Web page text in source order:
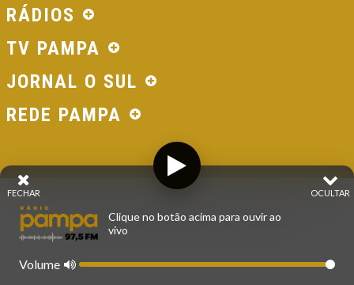
RÁDIOS
TV PAMPA
JORNAL O SUL
REDE PAMPA
© 2026 - Direitos Reservados - Rádio Pampa - Rede
Pampa de Comunicação | RS - Brasil.
OCULTAR
FECHAR
Clique no botão acima para ouvir ao
vivo
Volume